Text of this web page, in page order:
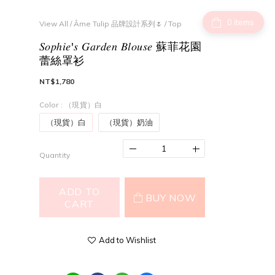
items
View All /Âme Tulip 品牌設計系列🌷 /Top
𝑆𝑜𝑝ℎ𝑖𝑒'𝑠 𝐺𝑎𝑟𝑑𝑒𝑛 𝐵𝑙𝑜𝑢𝑠𝑒 蘇菲花園
蕾絲罩衫
NT$1,780
Color : （現貨）白
（現貨）白 （現貨）奶油
Quantity
ADD TO
CART
BUY NOW
Add to Wishlist